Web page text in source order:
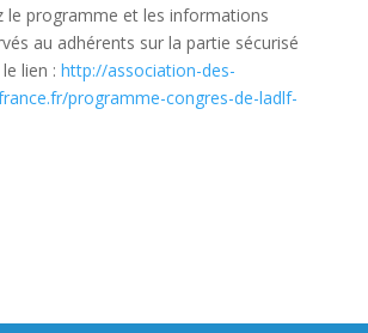
le programme et les informations
au adhérents sur la partie sécurisé
lien : http://association-des-
programme-congres-de-ladlf-